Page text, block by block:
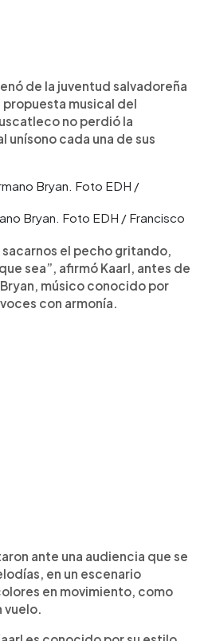
de la juventud salvadoreña
musical del
no perdió la
cada una de sus
Bryan. Foto EDH / Francisco
el pecho gritando,
sea”, afirmó Kaarl, antes de
músico conocido por
con armonía.
ante una audiencia que se
en un escenario
en movimiento, como
vuelo.